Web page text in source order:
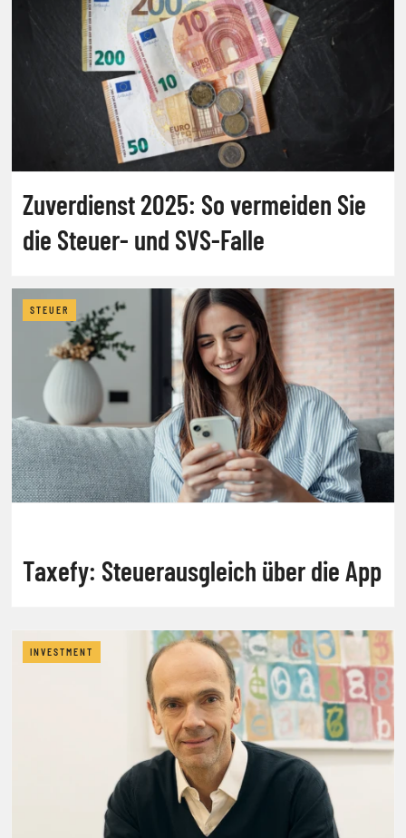
Zuverdienst 2025: So vermeiden Sie
die Steuer- und SVS-Falle
STEUER
Taxefy: Steuerausgleich über die App
INVESTMENT